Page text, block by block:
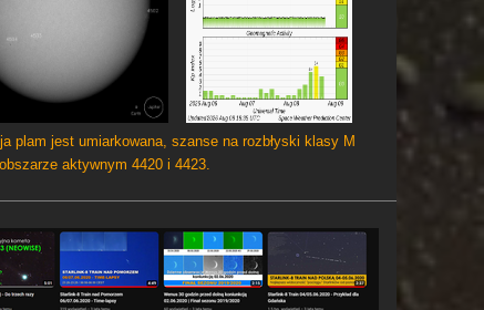
plam jest umiarkowana, szanse na rozbłyski klasy M
aktywnym 4420 i 4423.